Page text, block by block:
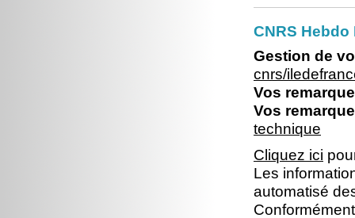
CNRS
Gestion de
cnrs/
Vos
Vos
technique
Cliquez ici
Les
automatisé